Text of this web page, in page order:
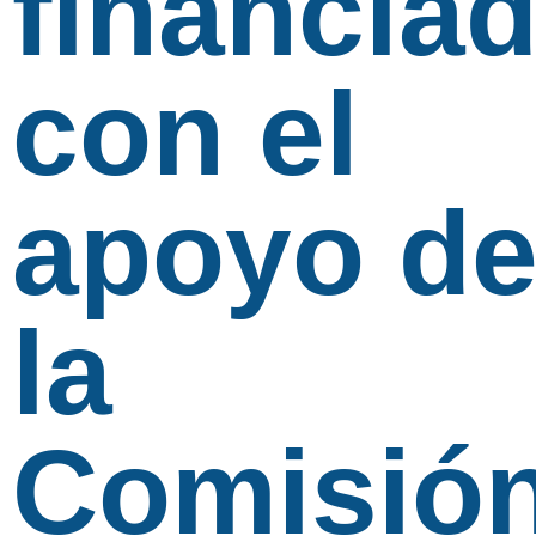
con el
apoyo de
la